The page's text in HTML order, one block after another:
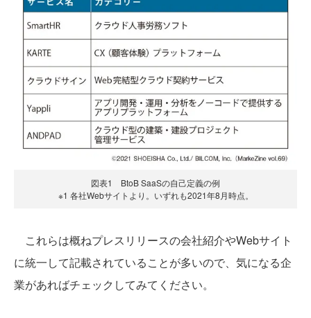
図表1 BtoB SaaSの自己定義の例
※1 各社Webサイトより。いずれも2021年8月時点。
これらは概ねプレスリリースの会社紹介やWebサイト
に統一して記載されていることが多いので、気になる企
業があればチェックしてみてください。